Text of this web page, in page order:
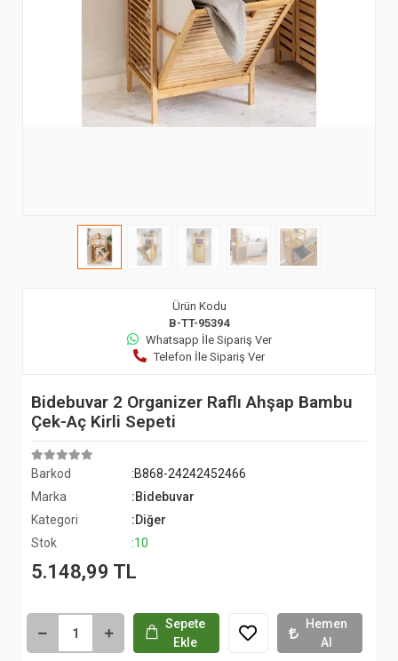
Ürün Kodu
B-TT-95394
Whatsapp İle Sipariş Ver
Telefon İle Sipariş Ver
Bidebuvar 2 Organizer Raflı Ahşap Bambu
Çek-Aç Kirli Sepeti
Barkod
:B868-24242452466
Marka
:Bidebuvar
Kategori
:Diğer
Stok
:10
5.148,99 TL
Sepete
Ekle
Hemen
Al